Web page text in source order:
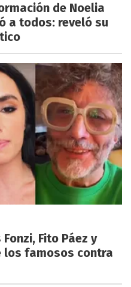
de Noelia
a todos: reveló su
Fito Páez y
los famosos contra